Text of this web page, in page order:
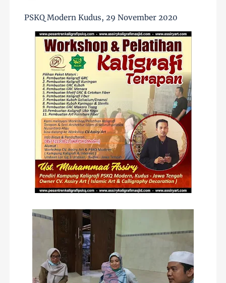
PSKQ Modern Kudus, 29 November 2020